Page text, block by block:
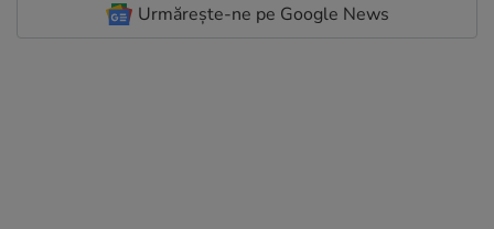
Urmărește-ne pe Google News